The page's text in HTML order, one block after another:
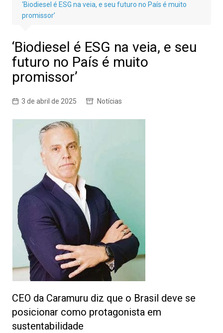
‘Biodiesel é ESG na veia, e seu futuro no País é muito
promissor’
‘Biodiesel é ESG na veia, e seu
futuro no País é muito
promissor’
3 de abril de 2025 Notícias
CEO da Caramuru diz que o Brasil deve se
posicionar como protagonista em
sustentabilidade